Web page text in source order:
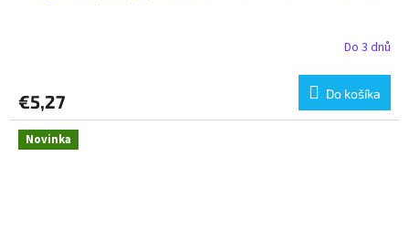
Do 3 dnů
€5,27 Do košíka
Novinka